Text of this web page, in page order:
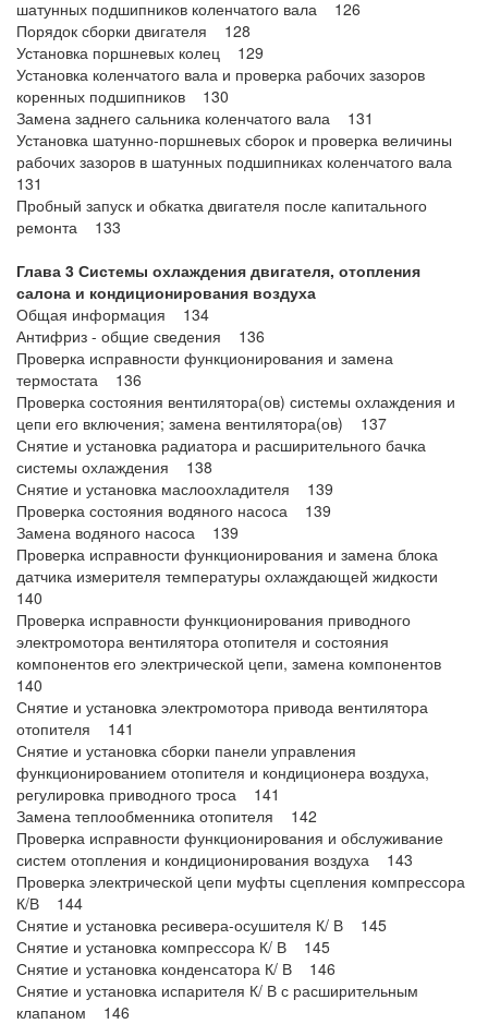
шатунных подшипников коленчатого вала 126
Порядок сборки двигателя 128
Установка поршневых колец 129
Установка коленчатого вала и проверка рабочих зазоров
коренных подшипников 130
Замена заднего сальника коленчатого вала 131
Установка шатунно-поршневых сборок и проверка величины
рабочих зазоров в шатунных подшипниках коленчатого вала
131
Пробный запуск и обкатка двигателя после капитального
ремонта 133
Глава 3 Системы охлаждения двигателя, отопления
салона и кондиционирования воздуха
Общая информация 134
Антифриз - общие сведения 136
Проверка исправности функционирования и замена
термостата 136
Проверка состояния вентилятора(ов) системы охлаждения и
цепи его включения; замена вентилятора(ов) 137
Снятие и установка радиатора и расширительного бачка
системы охлаждения 138
Снятие и установка маслоохладителя 139
Проверка состояния водяного насоса 139
Замена водяного насоса 139
Проверка исправности функционирования и замена блока
датчика измерителя температуры охлаждающей жидкости
140
Проверка исправности функционирования приводного
электромотора вентилятора отопителя и состояния
компонентов его электрической цепи, замена компонентов
140
Снятие и установка электромотора привода вентилятора
отопителя 141
Снятие и установка сборки панели управления
функционированием отопителя и кондиционера воздуха,
регулировка приводного троса 141
Замена теплообменника отопителя 142
Проверка исправности функционирования и обслуживание
систем отопления и кондиционирования воздуха 143
Проверка электрической цепи муфты сцепления компрессора
К/В 144
Снятие и установка ресивера-осушителя К/ В 145
Снятие и установка компрессора К/ В 145
Снятие и установка конденсатора К/ В 146
Снятие и установка испарителя К/ В с расширительным
клапаном 146